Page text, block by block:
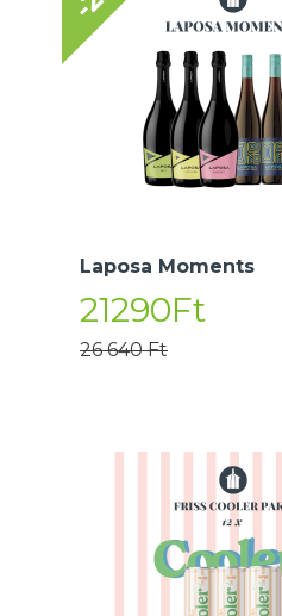
Laposa Moments
21290Ft
26 640 Ft